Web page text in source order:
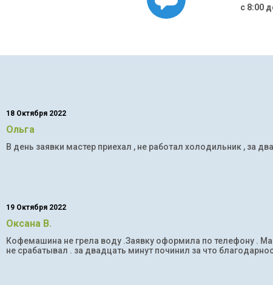
с 8:00
18 Октября 2022
Ольга
В день заявки мастер приехал , не работал холодильник , за
19 Октября 2022
Оксана В.
Кофемашина не грела воду .Заявку оформила по телефону .
не срабатывал . за двадцать минут починил за что